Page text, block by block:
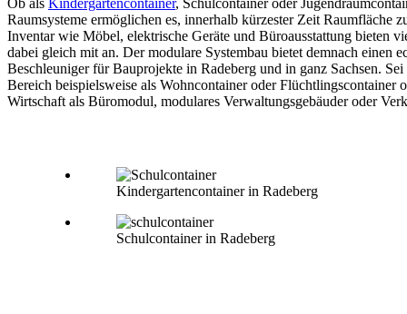
Raumsysteme ermöglichen es, innerhalb kürzester Zeit Raumfläche
Inventar wie Möbel, elektrische Geräte und Büroausstattung bieten
dabei gleich mit an. Der modulare Systembau bietet demnach einen
Beschleuniger für Bauprojekte in Radeberg und in ganz Sachsen. Sei
Bereich beispielsweise als Wohncontainer oder Flüchtlingscontainer
Wirtschaft als Büromodul, modulares Verwaltungsgebäuder oder
Kindergartencontainer in Radeberg
Schulcontainer in Radeberg